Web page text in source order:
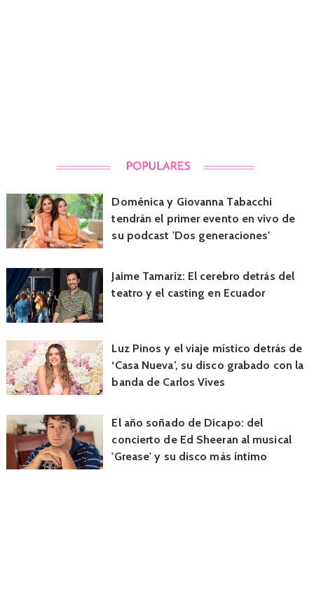
Doménica y Giovanna Tabacchi
tendrán el primer evento en vivo de
su podcast 'Dos generaciones'
Jaime Tamariz: El cerebro detrás del
teatro y el casting en Ecuador
Luz Pinos y el viaje místico detrás de
‘Casa Nueva’, su disco grabado con la
banda de Carlos Vives
El año soñado de Dicapo: del
concierto de Ed Sheeran al musical
'Grease' y su disco más íntimo